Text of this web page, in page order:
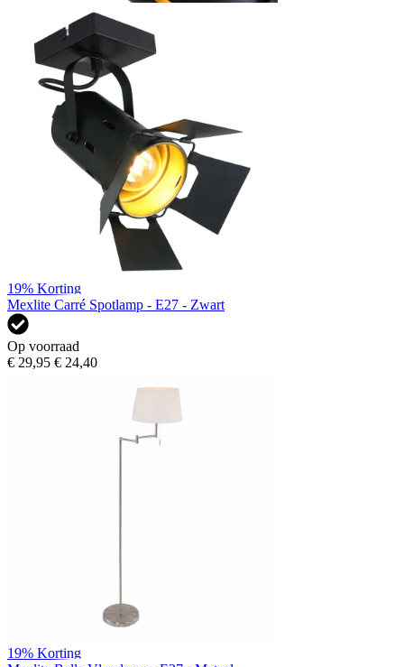
19% Korting
Mexlite Carré Spotlamp - E27 - Zwart
Op voorraad
€ 29,95 € 24,40
19% Korting